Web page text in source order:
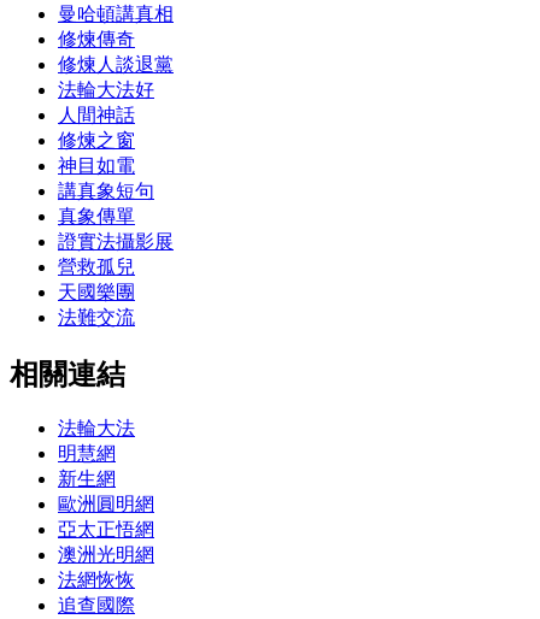
曼哈頓講真相
修煉傳奇
修煉人談退黨
法輪大法好
人間神話
修煉之窗
神目如電
講真象短句
真象傳單
證實法攝影展
營救孤兒
天國樂團
法難交流
相關連結
法輪大法
明慧網
新生網
歐洲圓明網
亞太正悟網
澳洲光明網
法網恢恢
追查國際